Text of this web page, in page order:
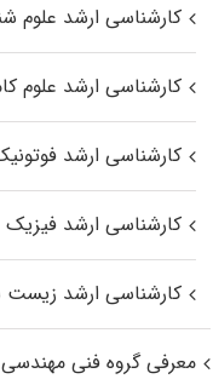
کارشناسی ارشد علوم
کارشناسی ارشد علوم
کارشناسی ارشد
کارشناسی ارشد فیزیک
کارشناسی ارشد
معرفی گروه فنی